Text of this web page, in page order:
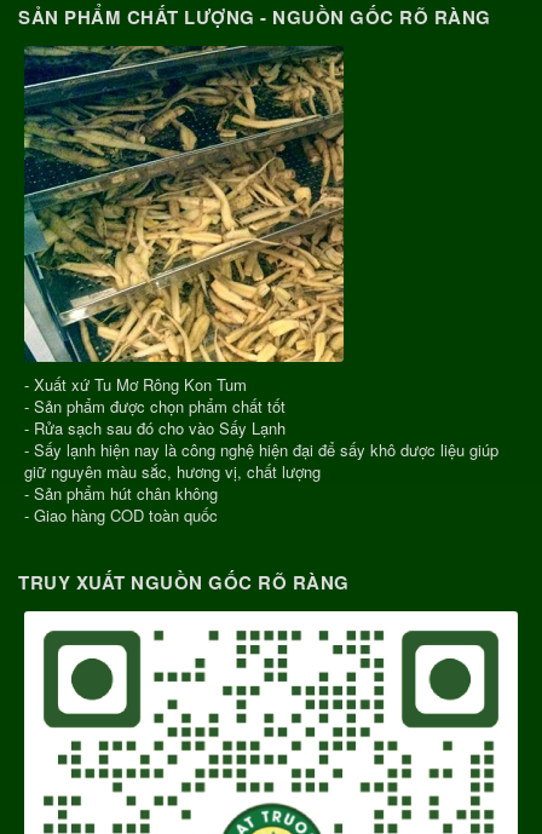
SẢN PHẨM CHẤT LƯỢNG - NGUỒN GỐC RÕ RÀNG
- Xuất xứ Tu Mơ Rông Kon Tum
- Sản phẩm được chọn phẩm chất tốt
- Rửa sạch sau đó cho vào Sấy Lạnh
- Sấy lạnh hiện nay là công nghệ hiện đại để sấy khô dược liệu giúp
giữ nguyên màu sắc, hương vị, chất lượng
- Sản phẩm hút chân không
- Giao hàng COD toàn quốc
TRUY XUẤT NGUỒN GỐC RÕ RÀNG